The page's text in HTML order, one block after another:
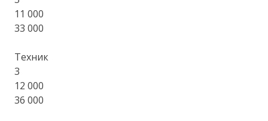
11 000
33 000
Техник
3
12 000
36 000